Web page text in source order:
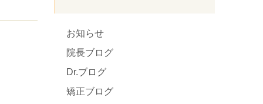
お知らせ
院長ブログ
Dr.ブログ
矯正ブログ